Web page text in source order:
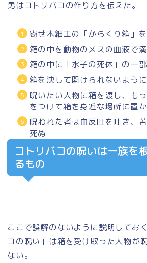
男はコトリバコの作り方を伝えた。
寄せ木細工の「からくり箱」
箱の中を動物のメスの血液で
箱の中に「水子の死体」の一
箱を決して開けられないよう
呪いたい人物に箱を渡し、も
をつけて箱を身近な場所に置
呪われた者は血反吐を吐き、
死ぬ
コトリバコの呪いは一族を
るもの
ここで誤解のないように説明してお
コの呪い」は箱を受け取った人物が
ない。